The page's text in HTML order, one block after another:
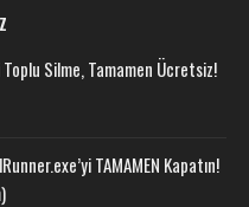
Silme, Tamamen Ücretsiz!
TAMAMEN Kapatın!